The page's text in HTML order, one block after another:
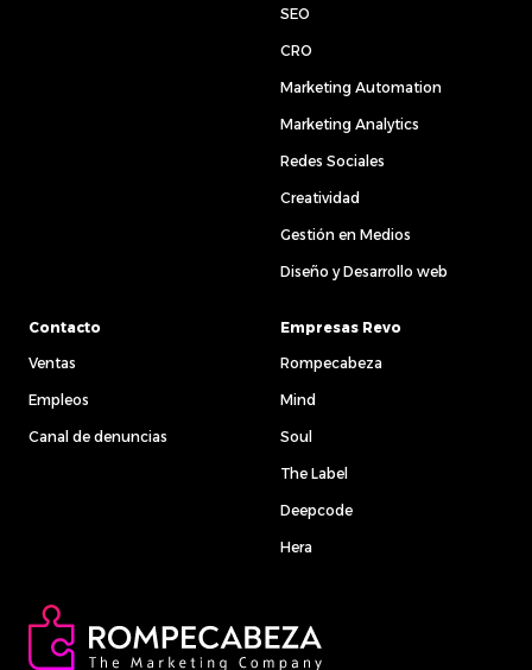
SEO
CRO
Marketing Automation
Marketing Analytics
Redes Sociales
Creatividad
Gestión en Medios
Diseño y Desarrollo web
Contacto
Ventas
Empleos
Canal de denuncias
Empresas Revo
Rompecabeza
Mind
Soul
The Label
Deepcode
Hera